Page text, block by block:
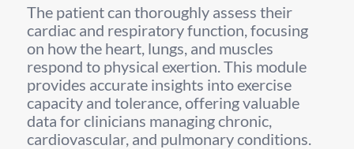
The patient can thoroughly assess their
cardiac and respiratory function, focusing
on how the heart, lungs, and muscles
respond to physical exertion. This module
provides accurate insights into exercise
capacity and tolerance, offering valuable
data for clinicians managing chronic,
cardiovascular, and pulmonary conditions.